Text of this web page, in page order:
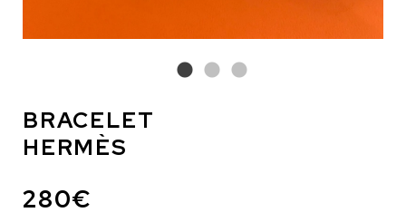
BRACELET
HERMÈS
280€